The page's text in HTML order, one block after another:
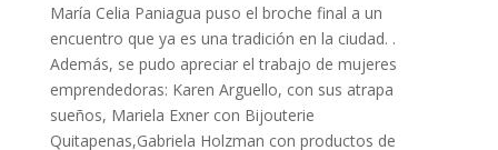
María Celia Paniagua puso el broche final a un
encuentro que ya es una tradición en la ciudad. .
Además, se pudo apreciar el trabajo de mujeres
emprendedoras: Karen Arguello, con sus atrapa
sueños, Mariela Exner con Bijouterie
Quitapenas,Gabriela Holzman con productos de